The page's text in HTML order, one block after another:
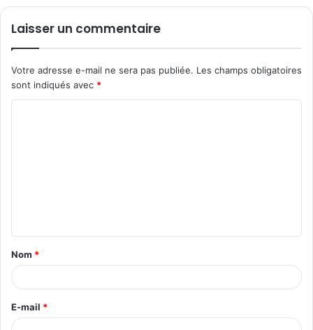
Laisser un commentaire
Votre adresse e-mail ne sera pas publiée. Les champs obligatoires
sont indiqués avec *
t
a
e
Nom *
E-mail *